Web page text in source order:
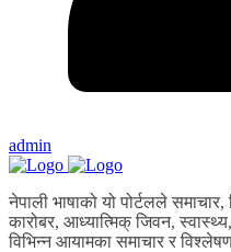
admin
नेपाली भाषाको यो पोर्टलले
कारोबर, आध्यात्मिक् जिवन,
विभिन्न आयामका समाचार र